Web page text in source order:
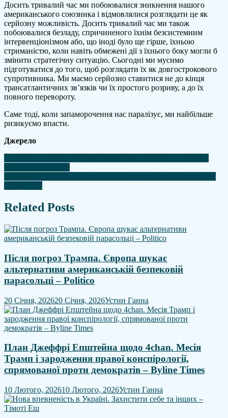
Досить тривалий час ми побоювалися зникнення нашого
американського союзника і відмовлялися розглядати це як
серйозну можливість. Досить тривалий час ми також
побоювалися безладу, спричиненого їхнім безсистемним
інтервенціонізмом або, що іноді було ще гірше, їхньою
стриманістю, коли навіть обмежені дії з їхнього боку могли б
змінити стратегічну ситуацію. Сьогодні ми мусимо
підготуватися до того, щоб розглядати їх як довгострокового
супротивника. Ми маємо серйозно ставитися не до кінця
трансатлантичних зв’язків чи їх простого розриву, а до їх
повного перевороту.
Саме тоді, коли запаморочення нас паралізує, ми найбільше
ризикуємо впасти.
Джерело
Навігація
записів
Related Posts
Після погроз Трампа. Європа шукає
альтернативи американській безпековій
парасольці – Politico
20 Січня, 202620 Січня, 2026Устин Ганна
План Джеффрі Епштейна щодо 4chan. Месія
Трамп і зародження правої конспірології,
спрямованої проти демократів – Byline Times
10 Лютого, 202610 Лютого, 2026Устин Ганна